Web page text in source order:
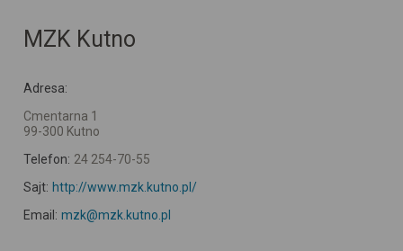
MZK Kutno
Adresa:
Cmentarna 1
99-300 Kutno
Telefon: 24 254-70-55
Sajt: http://www.mzk.kutno.pl/
Email: mzk@mzk.kutno.pl